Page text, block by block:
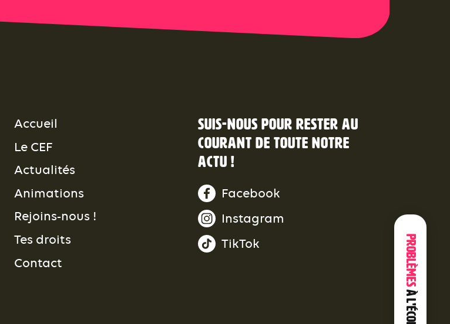
Problèmes
à l'école ?
Accueil
Le CEF
Actualités
Animations
Rejoins-nous !
Tes droits
Contact
Suis-nous pour rester au
courant de toute notre
actu !
Facebook
Instagram
TikTok